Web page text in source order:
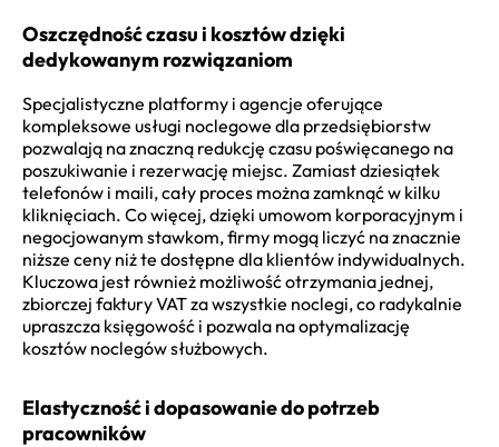
Oszczędność czasu i kosztów dzięki
dedykowanym rozwiązaniom
Specjalistyczne platformy i agencje oferujące
kompleksowe usługi noclegowe dla przedsiębiorstw
pozwalają na znaczną redukcję czasu poświęcanego na
poszukiwanie i rezerwację miejsc. Zamiast dziesiątek
telefonów i maili, cały proces można zamknąć w kilku
kliknięciach. Co więcej, dzięki umowom korporacyjnym i
negocjowanym stawkom, firmy mogą liczyć na znacznie
niższe ceny niż te dostępne dla klientów indywidualnych.
Kluczowa jest również możliwość otrzymania jednej,
zbiorczej faktury VAT za wszystkie noclegi, co radykalnie
upraszcza księgowość i pozwala na optymalizację
kosztów noclegów służbowych.
Elastyczność i dopasowanie do potrzeb
pracowników